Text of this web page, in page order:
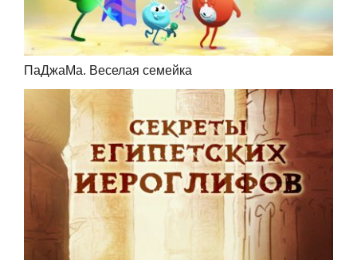
ПаДжаМа. Веселая семейка